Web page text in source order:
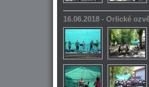
16.06.2018 - Orlické